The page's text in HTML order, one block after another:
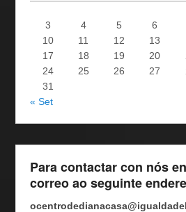
3
4 5 6
10
11 12 13
17
18 19 20
24
25 26 27
31
« Set
Para contactar con nós
correo ao seguinte